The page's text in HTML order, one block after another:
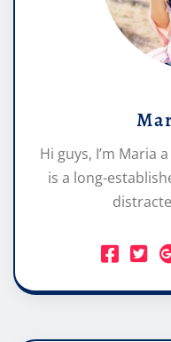
Hi guys, I’m Maria
is a long-